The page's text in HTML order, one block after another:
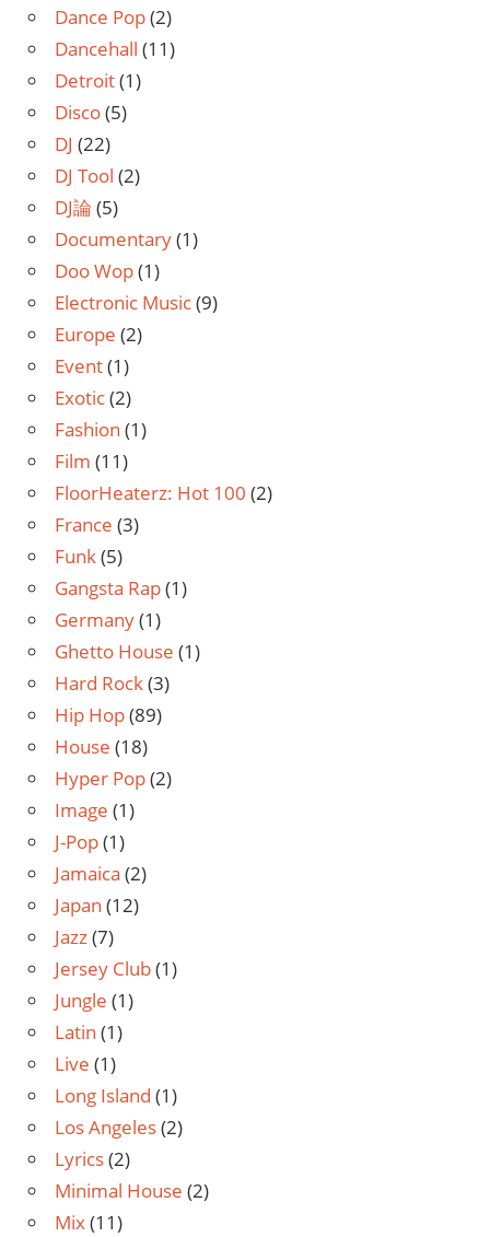
Dance Pop(2)
Dancehall (11)
Detroit(1)
Disco(5)
DJ (22)
DJ Tool (2)
DJ論 (5)
Documentary(1)
Doo Wop(1)
Electronic Music(9)
Europe (2)
Event(1)
Exotic(2)
Fashion (1)
Film (11)
FloorHeaterz: Hot 100 (2)
France (3)
Funk(5)
Gangsta Rap(1)
Germany(1)
Ghetto House (1)
Hard Rock(3)
Hip Hop(89)
House (18)
Hyper Pop(2)
Image (1)
J-Pop(1)
Jamaica (2)
Japan (12)
Jazz(7)
Jersey Club(1)
Jungle (1)
Latin (1)
Live (1)
Long Island (1)
Los Angeles(2)
Lyrics(2)
Minimal House (2)
Mix(11)